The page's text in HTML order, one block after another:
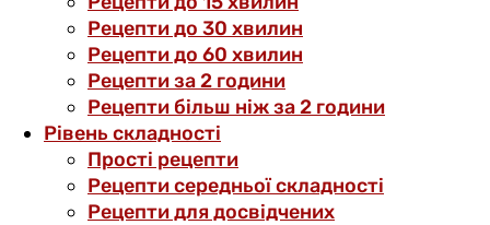
Рецепти до 30 хвилин
Рецепти до 60 хвилин
Рецепти за 2 години
Рецепти більш ніж за 2 години
Рівень складності
Прості рецепти
Рецепти середньої складності
Рецепти для досвідчених